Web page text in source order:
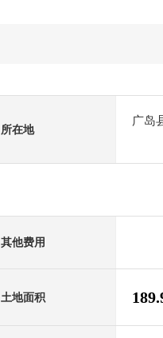
所在地
广岛
其他费用
土地面积